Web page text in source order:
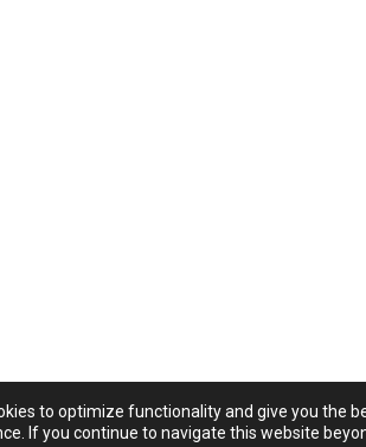
to optimize functionality and give you the
If you continue to navigate this website